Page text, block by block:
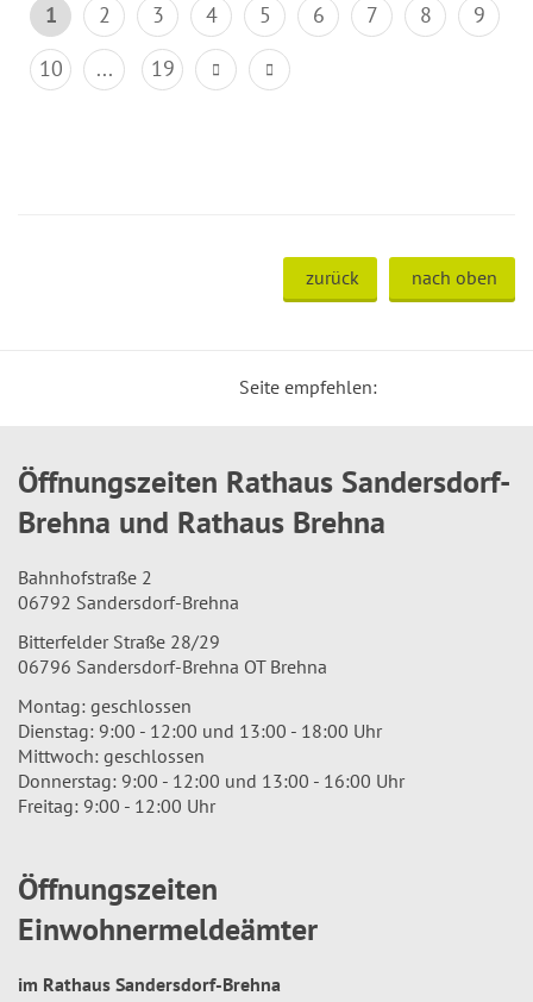
1 2 3 4 5 6 7 8
9
10
... 19
zurück nach oben
Seite empfehlen:
Öffnungszeiten Rathaus Sandersdorf-
Brehna und Rathaus Brehna
Bahnhofstraße 2
06792 Sandersdorf-Brehna
Bitterfelder Straße 28/29
06796 Sandersdorf-Brehna OT Brehna
Montag: geschlossen
Dienstag: 9:00 - 12:00 und 13:00 - 18:00 Uhr
Mittwoch: geschlossen
Donnerstag: 9:00 - 12:00 und 13:00 - 16:00 Uhr
Freitag: 9:00 - 12:00 Uhr
Öffnungszeiten
Einwohnermeldeämter
im Rathaus Sandersdorf-Brehna